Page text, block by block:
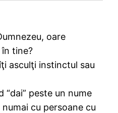
oare
tine?
asculţi instinctul sau
“dai” peste un nume
cu persoane cu